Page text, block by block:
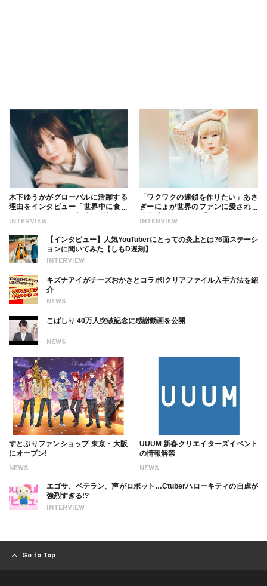
INTERVIEW
木下ゆうかがグローバルに活躍する
理由をインタビュー「世界中に食べ
ついても
INTERVIEW
「ワクワクの連鎖を作りたい」あさ
ぎーにょが世界のファンに愛される
INTERVIEW
【インタビュー】人気YouTuberにとっての炎上とは?6面ステーシ
ョンに聞いてみた【しもD遅刻】
NEWS
キズナアイがチーズおかきとコラボ!クリアファイル入手方法を紹
介
NEWS
こばしり 40万人突破記念に感謝動画を公開
NEWS
すとぷりファンショップ 東京・大阪
にオープン!
NEWS
UUUM 新春クリエイターズイベント
の情報解禁
INTERVIEW
エゴサ、ベテラン、声がロボット…Ctuberハローキティの自虐が
強烈すぎる!?
Go to Top